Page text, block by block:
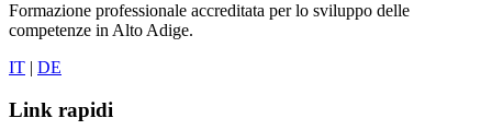
Formazione professionale accreditata per lo sviluppo delle
competenze in Alto Adige.
IT | DE
Link rapidi